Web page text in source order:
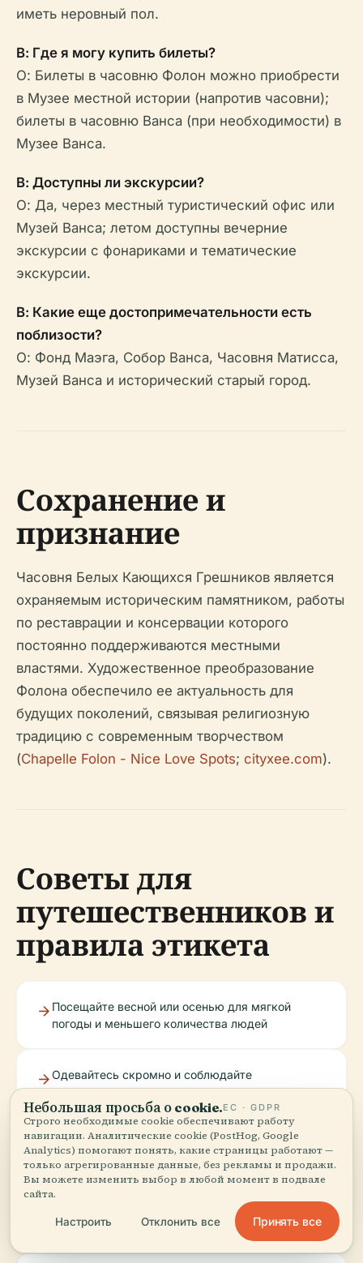
иметь неровный пол.
В: Где я могу купить билеты?
О: Билеты в часовню Фолон можно приобрести
в Музее местной истории (напротив часовни);
билеты в часовню Ванса (при необходимости) в
Музее Ванса.
В: Доступны ли экскурсии?
О: Да, через местный туристический офис или
Музей Ванса; летом доступны вечерние
экскурсии с фонариками и тематические
экскурсии.
В: Какие еще достопримечательности есть
поблизости?
О: Фонд Маэга, Собор Ванса, Часовня Матисса,
Музей Ванса и исторический старый город.
Сохранение и
признание
Часовня Белых Кающихся Грешников является
охраняемым историческим памятником, работы
по реставрации и консервации которого
постоянно поддерживаются местными
властями. Художественное преобразование
Фолона обеспечило ее актуальность для
будущих поколений, связывая религиозную
традицию с современным творчеством
(Chapelle Folon - Nice Love Spots; cityxee.com).
Советы для
путешественников и
правила этикета
Посещайте весной или осенью для мягкой
погоды и меньшего количества людей
Одевайтесь скромно и соблюдайте
уважительную тишину
Внимательно следите за детьми и избегайте
фотосъемки со вспышкой
Перед посещением уточните текущие выставки
и правила продажи билетов
Небольшая просьба о cookie.ЕС · GDPR
Строго необходимые cookie обеспечивают работу
навигации. Аналитические cookie (PostHog, Google
Analytics) помогают понять, какие страницы работают —
только агрегированные данные, без рекламы и продажи.
Вы можете изменить выбор в любой момент в подвале
сайта.
Настроить Отклонить все Принять все